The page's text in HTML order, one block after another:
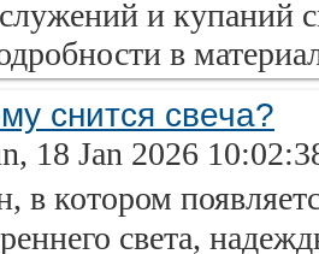
и купаний
в
снится свеча?
18 Jan 2026
в котором
света,